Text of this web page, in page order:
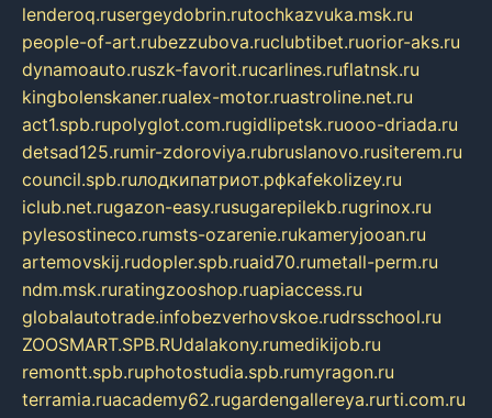
lenderoq.rusergeydobrin.rutochkazvuka.msk.ru
people-of-art.rubezzubova.ruclubtibet.ruorior-aks.ru
dynamoauto.ruszk-favorit.rucarlines.ruflatnsk.ru
kingbolenskaner.rualex-motor.ruastroline.net.ru
act1.spb.rupolyglot.com.rugidlipetsk.ruooo-driada.ru
detsad125.rumir-zdoroviya.rubruslanovo.rusiterem.ru
council.spb.ruлодкипатриот.рфkafekolizey.ru
iclub.net.rugazon-easy.rusugarepilekb.rugrinox.ru
pylesostineco.rumsts-ozarenie.rukameryjooan.ru
artemovskij.rudopler.spb.ruaid70.rumetall-perm.ru
ndm.msk.ruratingzooshop.ruapiaccess.ru
globalautotrade.infobezverhovskoe.rudrsschool.ru
ZOOSMART.SPB.RUdalakony.rumedikijob.ru
remontt.spb.ruphotostudia.spb.rumyragon.ru
terramia.ruacademy62.rugardengallereya.rurti.com.ru